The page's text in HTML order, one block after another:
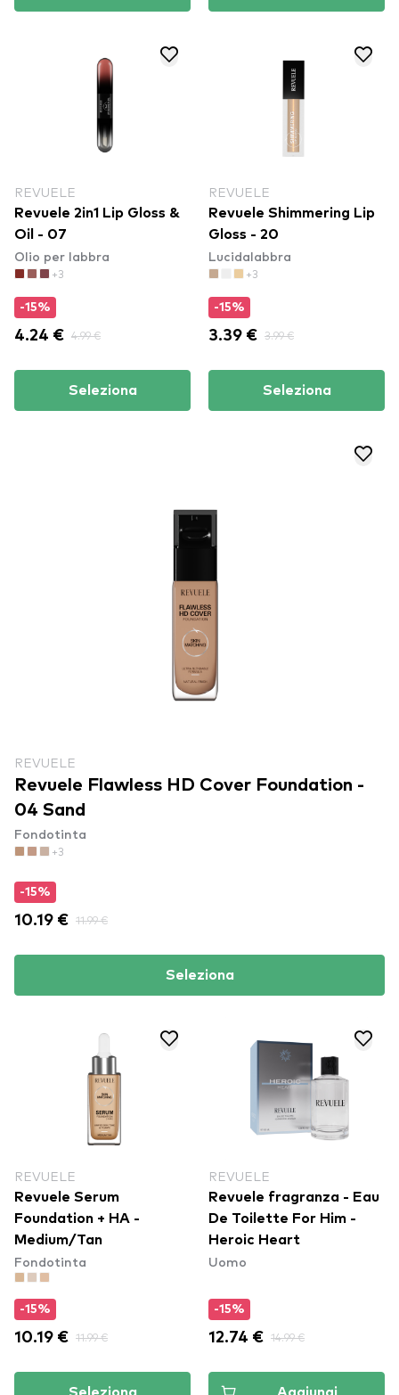
REVUELE
Revuele 2in1 Lip Gloss &
Oil - 07
Olio per labbra
+3
-15%
4.24 € 4.99 €
Seleziona
REVUELE
Revuele Shimmering Lip
Gloss - 20
Lucidalabbra
+3
-15%
3.39 € 3.99 €
Seleziona
REVUELE
Revuele Flawless HD Cover Foundation -
04 Sand
Fondotinta
+3
-15%
10.19 € 11.99 €
Seleziona
REVUELE
Revuele Serum
Foundation + HA -
Medium/Tan
Fondotinta
-15%
10.19 € 11.99 €
REVUELE
Revuele fragranza - Eau
De Toilette For Him -
Heroic Heart
Uomo
-15%
12.74 € 14.99 €